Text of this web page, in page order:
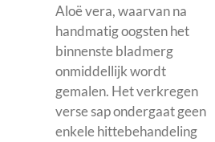
Aloë vera, waarvan na
handmatig oogsten het
binnenste bladmerg
onmiddellijk wordt
gemalen. Het verkregen
verse sap ondergaat geen
enkele hittebehandeling